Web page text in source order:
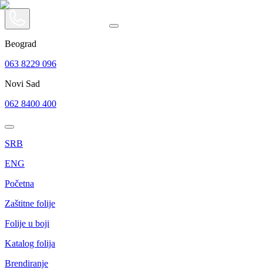
Beograd
063 8229 096
Novi Sad
062 8400 400
SRB
ENG
Početna
Zaštitne folije
Folije u boji
Katalog folija
Brendiranje